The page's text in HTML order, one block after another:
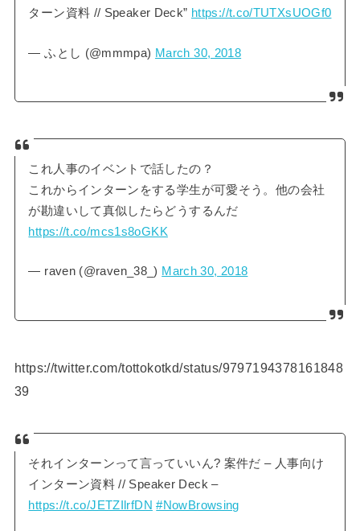
ターン資料 // Speaker Deck” https://t.co/TUTXsUOGf0
— ふとし (@mmmpa) March 30, 2018
これ人事のイベントで話したの？
これからインターンをする学生が可愛そう。他の会社
が勘違いして真似したらどうするんだ
https://t.co/mcs1s8oGKK
— raven (@raven_38_) March 30, 2018
https://twitter.com/tottokotkd/status/9797194378161848
39
それインターンって言っていいん? 案件だ – 人事向け
インターン資料 // Speaker Deck –
https://t.co/JETZIlrfDN #NowBrowsing